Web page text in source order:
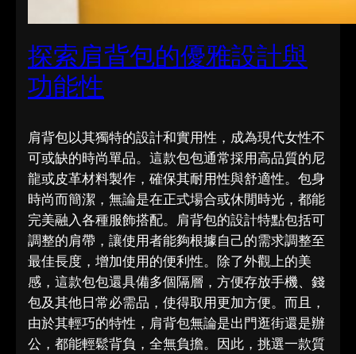
探索肩背包的優雅設計與
功能性
肩背包以其獨特的設計和實用性，成為現代女性不
可或缺的時尚單品。這款包包通常採用高品質的尼
龍或皮革材料製作，確保其耐用性與舒適性。包身
時尚而簡潔，無論是在正式場合或休閒時光，都能
完美融入各種服飾搭配。肩背包的設計特點包括可
調整的肩帶，讓使用者能夠根據自己的需求調整至
最佳長度，增加使用的便利性。除了外觀上的美
感，這款包包還具備多個隔層，方便存放手機、錢
包及其他日常必需品，使得取用更加方便。而且，
由於其輕巧的特性，肩背包無論是出門逛街還是辦
公，都能輕鬆背負，全無負擔。因此，挑選一款質